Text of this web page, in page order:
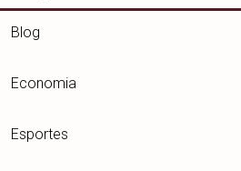
Blog
Economia
Esportes